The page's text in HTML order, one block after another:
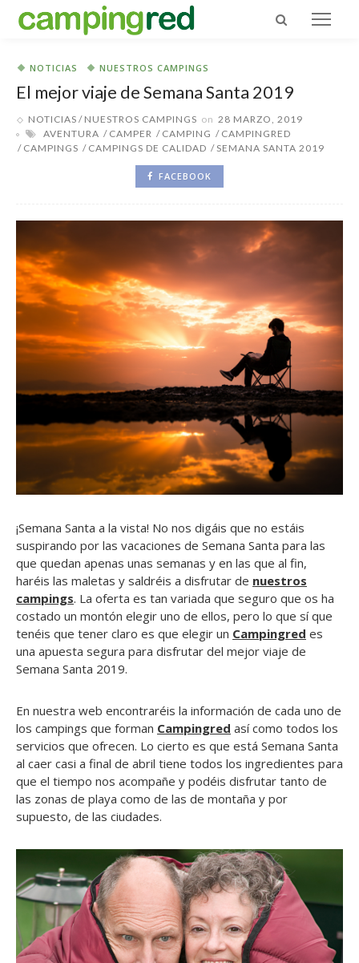
NOTICIAS NUESTROS CAMPINGS
El mejor viaje de Semana Santa 2019
NOTICIAS NUESTROS CAMPINGS on 28 MARZO, 2019
AVENTURA
CAMPER CAMPING
CAMPINGRED
CAMPINGS
CAMPINGS DE CALIDAD SEMANA SANTA 2019
FACEBOOK
¡Semana Santa a la vista! No nos digáis que no estáis
suspirando por las vacaciones de Semana Santa para las
que quedan apenas unas semanas y en las que al fin,
haréis las maletas y saldréis a disfrutar de nuestros
campings. La oferta es tan variada que seguro que os ha
costado un montón elegir uno de ellos, pero lo que sí que
tenéis que tener claro es que elegir un Campingred es
una apuesta segura para disfrutar del mejor viaje de
Semana Santa 2019.
En nuestra web encontraréis la información de cada uno de
los campings que forman Campingred así como todos los
servicios que ofrecen. Lo cierto es que está Semana Santa
al caer casi a final de abril tiene todos los ingredientes para
que el tiempo nos acompañe y podéis disfrutar tanto de
las zonas de playa como de las de montaña y por
supuesto, de las ciudades.